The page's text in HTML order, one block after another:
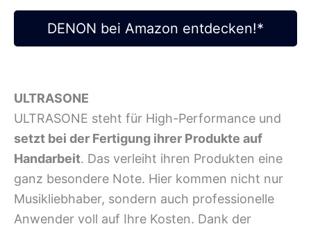
DENON bei Amazon entdecken!*
ULTRASONE
ULTRASONE steht für High-Performance und
setzt bei der Fertigung ihrer Produkte auf
Handarbeit. Das verleiht ihren Produkten eine
ganz besondere Note. Hier kommen nicht nur
Musikliebhaber, sondern auch professionelle
Anwender voll auf Ihre Kosten. Dank der